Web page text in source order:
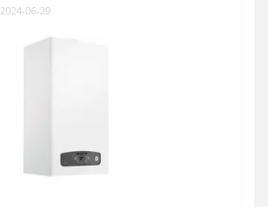
2024-06-29